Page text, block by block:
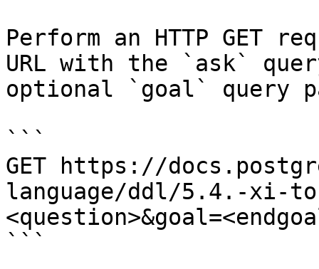
Perform an HTTP GET
URL with the `ask`
optional `goal` query
```
GET https://
language/ddl/5.4.-xi-
```